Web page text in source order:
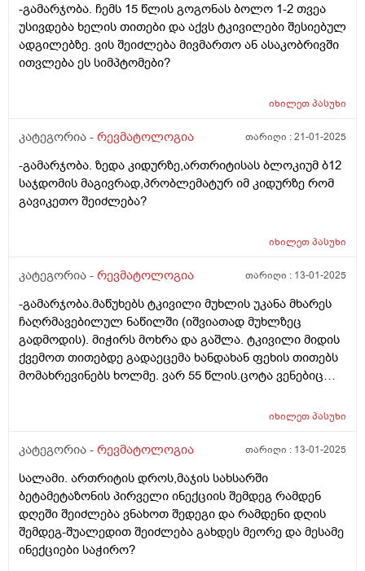
-გამარჯობა. ჩემს 15 წლის გოგონას ბოლო 1-2 თვეა
უსივდება ხელის თითები და აქვს ტკივილები შესიებულ
ადგილებზე. ვის შეიძლება მივმართო ან ასაკობრივში
ითვლება ეს სიმპტომები?
იხილეთპასუხი
კატეგორია - რევმატოლოგია თარიღი :21-01-2025
-გამარჯობა. ზედა კიდურზე,ართრიტისას ბლოკიუმ ბ12
საჯდომის მაგივრად,პრობლემატურ იმ კიდურზე რომ
გავიკეთო შეიძლება?
იხილეთპასუხი
კატეგორია - რევმატოლოგია თარიღი : 13-01-2025
-გამარჯობა.მაწუხებს ტკივილი მუხლის უკანა მხარეს
ჩაღრმავებილულ ნაწილში (იშვიათად მუხლზეც
გადმოდის). მიჭირს მოხრა და გაშლა. ტკივილი მიდის
ქვემოთ თითებდე გადაეცემა ხანდახან ფეხის თითებს
მომახრევინებს ხოლმე. ვარ 55 წლის.ცოტა ვენებიც
იხილეთპასუხი
კატეგორია - რევმატოლოგია თარიღი : 13-01-2025
სალამი. ართრიტის დროს,მაჯის სახსარში
ბეტამეტაზონის პირველი ინექციის შემდეგ რამდენ
დღეში შეიძლება ვნახოთ შედეგი და რამდენი დღის
შემდეგ-შუალედით შეიძლება გახდეს მეორე და მესამე
ინექციები საჭირო?